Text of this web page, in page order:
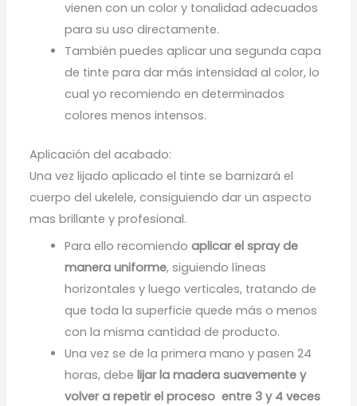
vienen con un color y tonalidad adecuados
para su uso directamente.
También puedes aplicar una segunda capa
de tinte para dar más intensidad al color, lo
cual yo recomiendo en determinados
colores menos intensos.
Aplicación del acabado:
Una vez lijado aplicado el tinte se barnizará el
cuerpo del ukelele, consiguiendo dar un aspecto
mas brillante y profesional.
Para ello recomiendoaplicar el spray de
manera uniforme, siguiendo líneas
horizontales y luego verticales, tratando de
que toda la superficie quede más o menos
con la misma cantidad de producto.
Una vez se de la primera mano y pasen 24
horas, debe lijar la madera suavemente y
volver a repetir el proceso entre 3 y 4 veces